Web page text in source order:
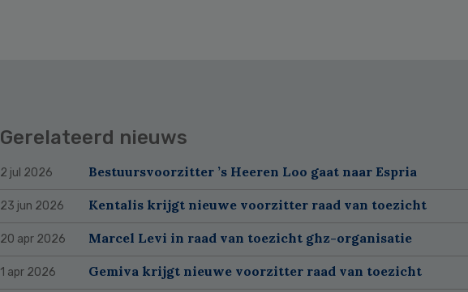
Gerelateerd nieuws
2 jul 2026 Bestuursvoorzitter ’s Heeren Loo gaat naar Espria
23 jun 2026 Kentalis krijgt nieuwe voorzitter raad van toezicht
20 apr 2026 Marcel Levi in raad van toezicht ghz-organisatie
1 apr 2026 Gemiva krijgt nieuwe voorzitter raad van toezicht